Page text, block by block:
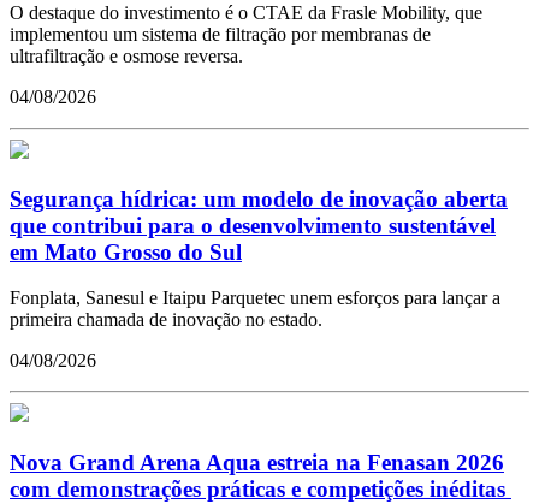
O destaque do investimento é o CTAE da Frasle Mobility, que
implementou um sistema de filtração por membranas de
ultrafiltração e osmose reversa.
04/08/2026
Segurança hídrica: um modelo de inovação aberta
que contribui para o desenvolvimento sustentável
em Mato Grosso do Sul
Fonplata, Sanesul e Itaipu Parquetec unem esforços para lançar a
primeira chamada de inovação no estado.
04/08/2026
Nova Grand Arena Aqua estreia na Fenasan 2026
com demonstrações práticas e competições inéditas